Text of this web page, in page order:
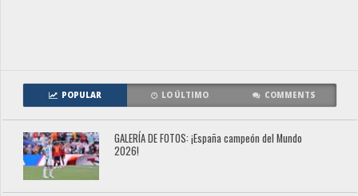
POPULAR LO ÚLTIMO COMMENTS
GALERÍA DE FOTOS: ¡España campeón del Mundo
2026!